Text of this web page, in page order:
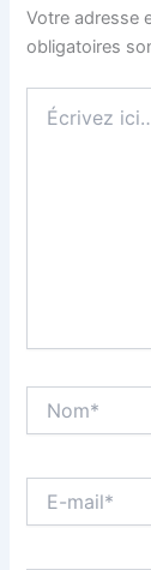
Votre adresse
obligatoires
ici…
mail*